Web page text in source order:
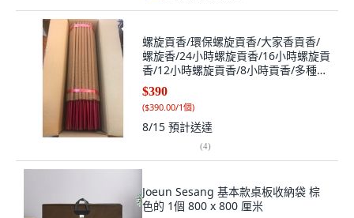
螺旋貢香/環保螺旋貢香/大家香貢香/
螺旋香/24小時螺旋貢香/16小時螺旋貢
香/12小時螺旋貢香/8小時貢香/多種規
格歡迎下單, 1個, 二尺螺旋香（10台
斤）390元-進口
$390
($390.00/1個)
8/15 預計送達
(4)
Joeun Sesang 基本款桌板收納袋 棕
色的 1個 800 x 800 厘米